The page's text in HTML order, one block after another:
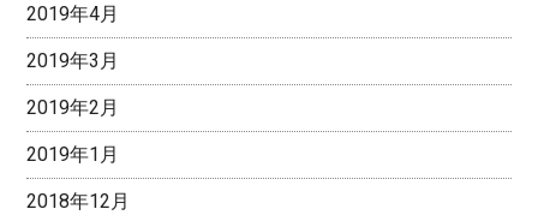
2019年4月
2019年3月
2019年2月
2019年1月
2018年12月